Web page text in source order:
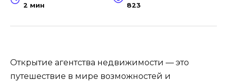
2 мин 823
Открытие агентства недвижимости — это
путешествие в мире возможностей и